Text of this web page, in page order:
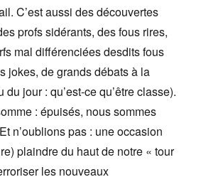
C’est aussi des découvertes
profs sidérants, des fous rires,
mal différenciées desdits fous
jokes, de grands débats à la
jour : qu’est-ce qu’être classe).
: épuisés, nous sommes
n’oublions pas : une occasion
plaindre du haut de notre « tour
les nouveaux